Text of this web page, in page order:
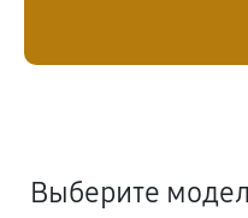
Выберите